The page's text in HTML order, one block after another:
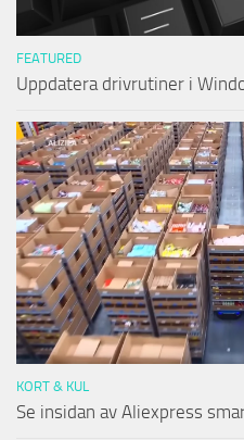
FEATURED
Uppdatera drivrutiner i
KORT & KUL
Se insidan av Aliexpress